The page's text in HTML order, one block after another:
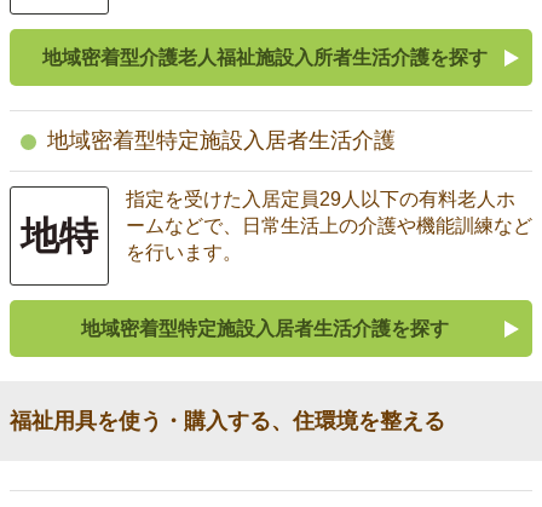
地域密着型介護老人福祉施設入所者生活介護を探す
地域密着型特定施設入居者生活介護
地特
指定を受けた入居定員29人以下の有料老人ホ
ームなどで、日常生活上の介護や機能訓練など
を行います。
地域密着型特定施設入居者生活介護を探す
福祉用具を使う・購入する、住環境を整える